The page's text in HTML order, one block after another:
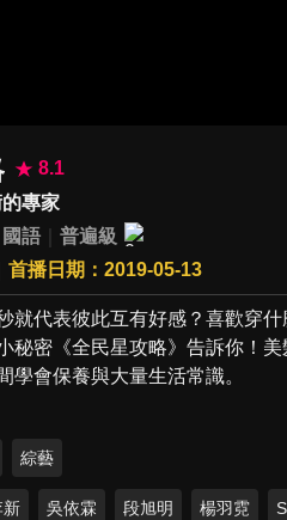
8.1
專家
國語
普遍級
首播日期：2019-05-13
就代表彼此互有好感？喜歡穿
秘密《全民星攻略》告訴你！
學會保養與大量生活常識。
綜藝
新 吳依霖 段旭明 楊羽霓